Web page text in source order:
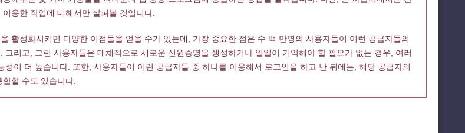
용한 작업에 대해서만 살펴볼 것입니다.
활성화시키면 다양한 이점들을 얻을 수가 있는데, 가장 중요한 점은 수 백 만명의 사용자들이 이런 공급자들의
그리고, 그런 사용자들은 대체적으로 새로운 신원증명을 생성하거나 일일이 기억해야 할 필요가 없는 경우, 여러
성이 더 높습니다. 또한, 사용자들이 이런 공급자들 중 하나를 이용해서 로그인을 하고 난 뒤에는, 해당 공급자의
할 수도 있습니다.